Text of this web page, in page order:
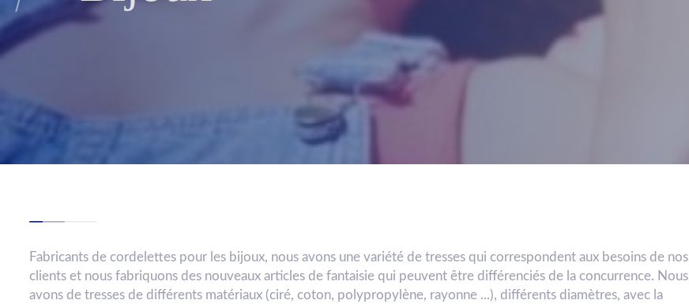
Fabricants de cordelettes pour les bijoux, nous avons une variété de tresses qui correspondent aux besoins de nos
clients et nous fabriquons des nouveaux articles de fantaisie qui peuvent être différenciés de la concurrence. Nous
avons de tresses de différents matériaux (ciré, coton, polypropylène, rayonne ...), différents diamètres, avec la